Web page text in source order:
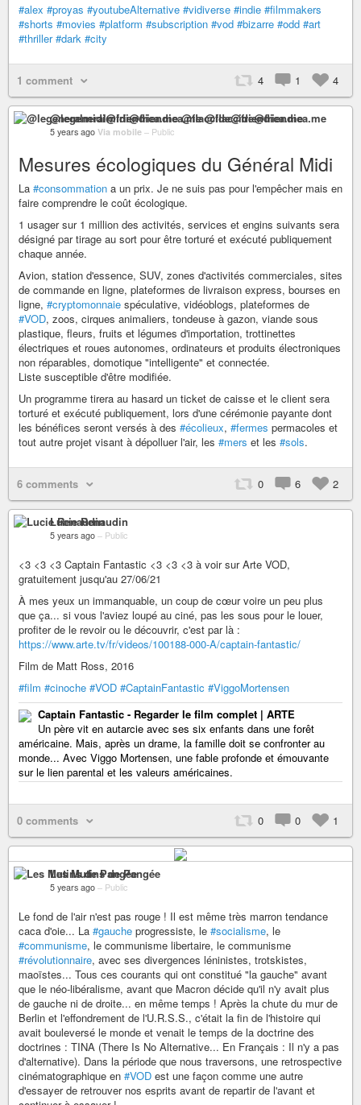
#alex #proyas #youtubeAlternative #vidiverse #indie #filmmakers
#shorts #movies #platform #subscription #vod #bizarre #odd #art
#thriller #dark #city
1 comment 4 1 4
@legeneralmidi@friendica.me @flaccide@friendica.me
5 years ago Via mobile – Public
Mesures écologiques du Général Midi
La #consommation a un prix. Je ne suis pas pour l'empêcher mais en
faire comprendre le coût écologique.
1 usager sur 1 million des activités, services et engins suivants sera
désigné par tirage au sort pour être torturé et exécuté publiquement
chaque année.
Avion, station d'essence, SUV, zones d'activités commerciales, sites
de commande en ligne, plateformes de livraison express, bourses en
ligne, #cryptomonnaie spéculative, vidéoblogs, plateformes de
#VOD, zoos, cirques animaliers, tondeuse à gazon, viande sous
plastique, fleurs, fruits et légumes d'importation, trottinettes
électriques et roues autonomes, ordinateurs et produits électroniques
non réparables, domotique "intelligente" et connectée.
Liste susceptible d'être modifiée.
Un programme tirera au hasard un ticket de caisse et le client sera
torturé et exécuté publiquement, lors d'une cérémonie payante dont
les bénéfices seront versés à des #écolieux, #fermes permacoles et
tout autre projet visant à dépolluer l'air, les #mers et les #sols.
6 comments 0 6 2
Lucie Renaudin
5 years ago – Public
<3 <3 <3 Captain Fantastic <3 <3 <3 à voir sur Arte VOD,
gratuitement jusqu'au 27/06/21
À mes yeux un immanquable, un coup de cœur voire un peu plus
que ça... si vous l'aviez loupé au ciné, pas les sous pour le louer,
profiter de le revoir ou le découvrir, c'est par là :
https://www.arte.tv/fr/videos/100188-000-A/captain-fantastic/
Film de Matt Ross, 2016
#film #cinoche #VOD #CaptainFantastic #ViggoMortensen
Captain Fantastic - Regarder le film complet | ARTE
Un père vit en autarcie avec ses six enfants dans une forêt
américaine. Mais, après un drame, la famille doit se confronter au
monde... Avec Viggo Mortensen, une fable profonde et émouvante
sur le lien parental et les valeurs américaines.
0 comments 0 0 1
Les Mutins de Pangée
5 years ago – Public
Le fond de l'air n'est pas rouge ! Il est même très marron tendance
caca d'oie... La #gauche progressiste, le #socialisme, le
#communisme, le communisme libertaire, le communisme
#révolutionnaire, avec ses divergences léninistes, trotskistes,
maoïstes... Tous ces courants qui ont constitué "la gauche" avant
que le néo-libéralisme, avant que Macron décide qu'il n'y avait plus
de gauche ni de droite... en même temps ! Après la chute du mur de
Berlin et l'effondrement de l'U.R.S.S., c'était la fin de l'histoire qui
avait bouleversé le monde et venait le temps de la doctrine des
doctrines : TINA (There Is No Alternative... En Français : Il n'y a pas
d'alternative). Dans la période que nous traversons, une retrospective
cinématographique en #VOD est une façon comme une autre
d'essayer de retrouver nos esprits avant de repartir de l'avant et